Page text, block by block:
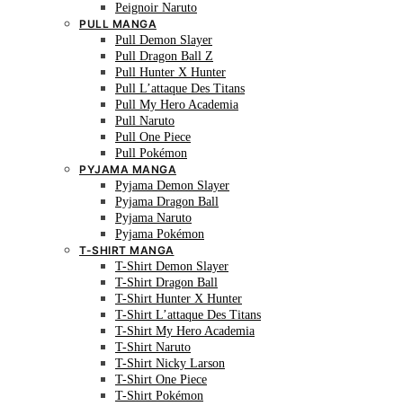
Peignoir Naruto
PULL MANGA
Pull Demon Slayer
Pull Dragon Ball Z
Pull Hunter X Hunter
Pull L’attaque Des Titans
Pull My Hero Academia
Pull Naruto
Pull One Piece
Pull Pokémon
PYJAMA MANGA
Pyjama Demon Slayer
Pyjama Dragon Ball
Pyjama Naruto
Pyjama Pokémon
T-SHIRT MANGA
T-Shirt Demon Slayer
T-Shirt Dragon Ball
T-Shirt Hunter X Hunter
T-Shirt L’attaque Des Titans
T-Shirt My Hero Academia
T-Shirt Naruto
T-Shirt Nicky Larson
T-Shirt One Piece
T-Shirt Pokémon